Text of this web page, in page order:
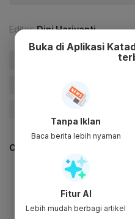
Editor: Dini Hariyanti
#Literasi Digital Kominfo 2022
CEK JUGA DATA INI
Buka di Aplikasi
Tanpa Iklan
Baca berita lebih nyaman
Fitur AI
Lebih mudah berbagi artikel